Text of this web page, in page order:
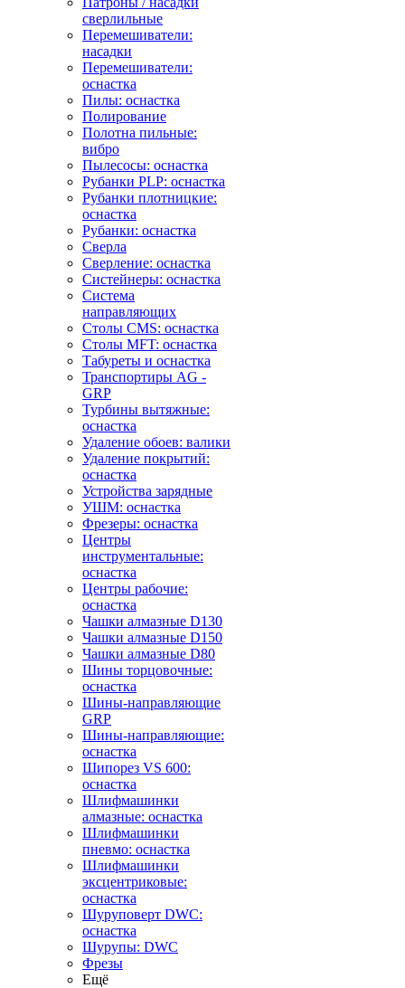
сверлильные
Перемешиватели:
насадки
Перемешиватели:
оснастка
Пилы: оснастка
Полирование
Полотна пильные:
вибро
Пылесосы: оснастка
Рубанки PLP: оснастка
Рубанки плотницкие:
оснастка
Рубанки: оснастка
Сверла
Сверление: оснастка
Систейнеры: оснастка
Система
направляющих
Столы CMS: оснастка
Столы MFT: оснастка
Табуреты и оснастка
Транспортиры AG -
GRP
Турбины вытяжные:
оснастка
Удаление обоев: валики
Удаление покрытий:
оснастка
Устройства зарядные
УШМ: оснастка
Фрезеры: оснастка
Центры
инструментальные:
оснастка
Центры рабочие:
оснастка
Чашки алмазные D130
Чашки алмазные D150
Чашки алмазные D80
Шины торцовочные:
оснастка
Шины-направляющие
GRP
Шины-направляющие:
оснастка
Шипорез VS 600:
оснастка
Шлифмашинки
алмазные: оснастка
Шлифмашинки
пневмо: оснастка
Шлифмашинки
эксцентриковые:
оснастка
Шуруповерт DWC:
оснастка
Шурупы: DWC
Фрезы
Ещё